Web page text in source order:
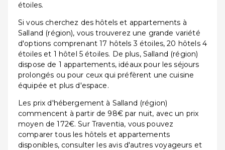
étoiles.
Si vous cherchez des hôtels et appartements à
Salland (région), vous trouverez une grande variété
d'options comprenant 17 hôtels 3 étoiles, 20 hôtels 4
étoiles et 1 hôtel 5 étoiles. De plus, Salland (région)
dispose de 1 appartements, idéaux pour les séjours
prolongés ou pour ceux qui préfèrent une cuisine
équipée et plus d'espace.
Les prix d'hébergement à Salland (région)
commencent à partir de 98€ par nuit, avec un prix
moyen de 172€. Sur Traventia, vous pouvez
comparer tous les hôtels et appartements
disponibles, consulter les avis d'autres voyageurs et